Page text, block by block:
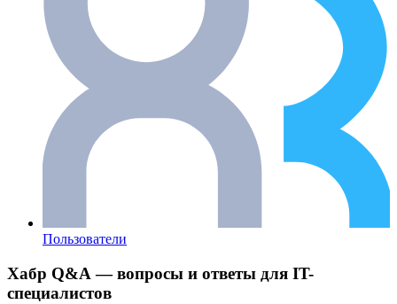
Пользователи
Хабр Q&A — вопросы и ответы для IT-
специалистов